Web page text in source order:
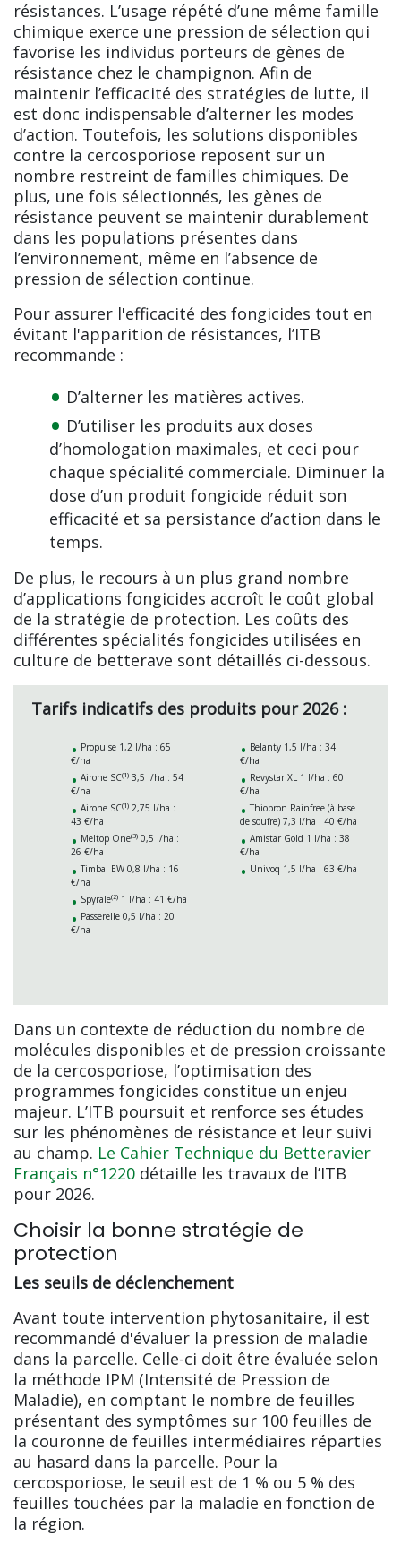
résistances. L’usage répété d’une même famille
chimique exerce une pression de sélection qui
favorise les individus porteurs de gènes de
résistance chez le champignon. Afin de
maintenir l’efficacité des stratégies de lutte, il
est donc indispensable d’alterner les modes
d’action. Toutefois, les solutions disponibles
contre la cercosporiose reposent sur un
nombre restreint de familles chimiques. De
plus, une fois sélectionnés, les gènes de
résistance peuvent se maintenir durablement
dans les populations présentes dans
l’environnement, même en l’absence de
pression de sélection continue.
Pour assurer l'efficacité des fongicides tout en
évitant l'apparition de résistances, l’ITB
recommande :
D’alterner les matières actives.
D’utiliser les produits aux doses
d’homologation maximales, et ceci pour
chaque spécialité commerciale. Diminuer la
dose d’un produit fongicide réduit son
efficacité et sa persistance d’action dans le
temps.
De plus, le recours à un plus grand nombre
d’applications fongicides accroît le coût global
de la stratégie de protection. Les coûts des
différentes spécialités fongicides utilisées en
culture de betterave sont détaillés ci-dessous.
Tarifs indicatifs des produits pour 2026 :
Propulse 1,2 l/ha : 65
€/ha
Airone SC(1) 3,5 l/ha : 54
€/ha
Airone SC(1) 2,75 l/ha :
43 €/ha
Meltop One(3) 0,5 l/ha :
26 €/ha
Timbal EW 0,8 l/ha : 16
€/ha
Spyrale(2) 1 l/ha : 41 €/ha
Passerelle 0,5 l/ha : 20
€/ha
Belanty 1,5 l/ha : 34
€/ha
Revystar XL 1 l/ha : 60
€/ha
Thiopron Rainfree (à base
de soufre) 7,3 l/ha : 40 €/ha
Amistar Gold 1 l/ha : 38
€/ha
Univoq 1,5 l/ha : 63 €/ha
Dans un contexte de réduction du nombre de
molécules disponibles et de pression croissante
de la cercosporiose, l’optimisation des
programmes fongicides constitue un enjeu
majeur. L’ITB poursuit et renforce ses études
sur les phénomènes de résistance et leur suivi
au champ. Le Cahier Technique du Betteravier
Français n°1220 détaille les travaux de l’ITB
pour 2026.
Choisir la bonne stratégie de
protection
Les seuils de déclenchement
Avant toute intervention phytosanitaire, il est
recommandé d'évaluer la pression de maladie
dans la parcelle. Celle-ci doit être évaluée selon
la méthode IPM (Intensité de Pression de
Maladie), en comptant le nombre de feuilles
présentant des symptômes sur 100 feuilles de
la couronne de feuilles intermédiaires réparties
au hasard dans la parcelle. Pour la
cercosporiose, le seuil est de 1 % ou 5 % des
feuilles touchées par la maladie en fonction de
la région.